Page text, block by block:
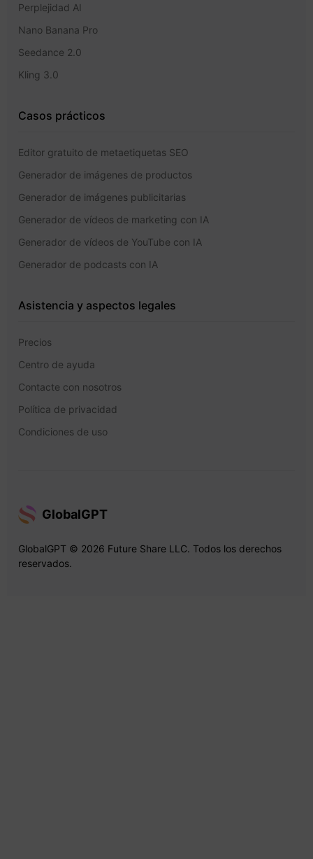
Perplejidad AI
Nano Banana Pro
Seedance 2.0
Kling 3.0
Casos prácticos
Editor gratuito de metaetiquetas SEO
Generador de imágenes de productos
Generador de imágenes publicitarias
Generador de vídeos de marketing con IA
Generador de vídeos de YouTube con IA
Generador de podcasts con IA
Asistencia y aspectos legales
Precios
Centro de ayuda
Contacte con nosotros
Política de privacidad
Condiciones de uso
GlobalGPT
GlobalGPT © 2026 Future Share LLC. Todos los derechos
reservados.